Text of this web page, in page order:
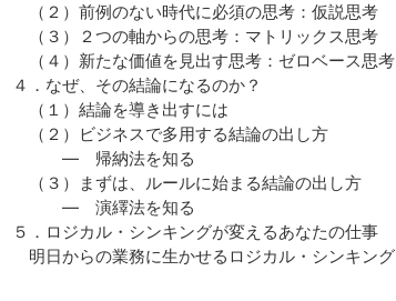
（２）前例のない時代に必須の思考：仮説思考
（３）２つの軸からの思考：マトリックス思考
（４）新たな価値を見出す思考：ゼロベース思考
４．なぜ、その結論になるのか？
（１）結論を導き出すには
（２）ビジネスで多用する結論の出し方
― 帰納法を知る
（３）まずは、ルールに始まる結論の出し方
― 演繹法を知る
５．ロジカル・シンキングが変えるあなたの仕事
明日からの業務に生かせるロジカル・シンキング